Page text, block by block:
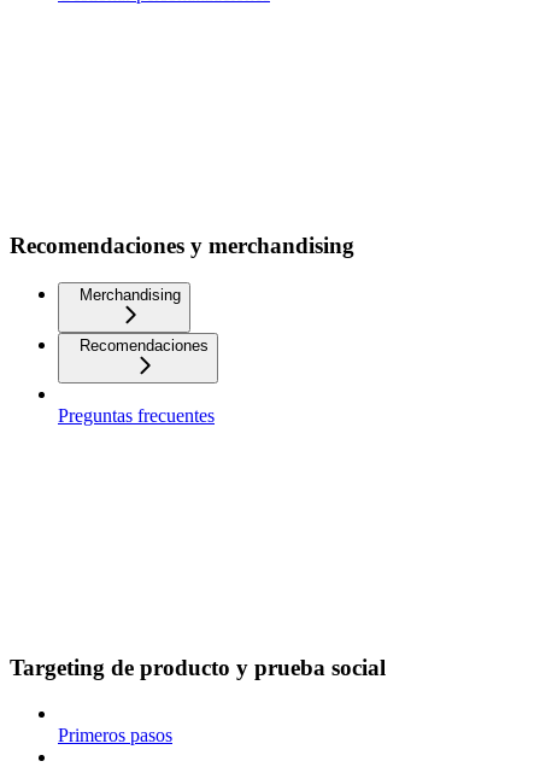
Recomendaciones y merchandising
Merchandising
Recomendaciones
Preguntas frecuentes
Targeting de producto y prueba social
Primeros pasos